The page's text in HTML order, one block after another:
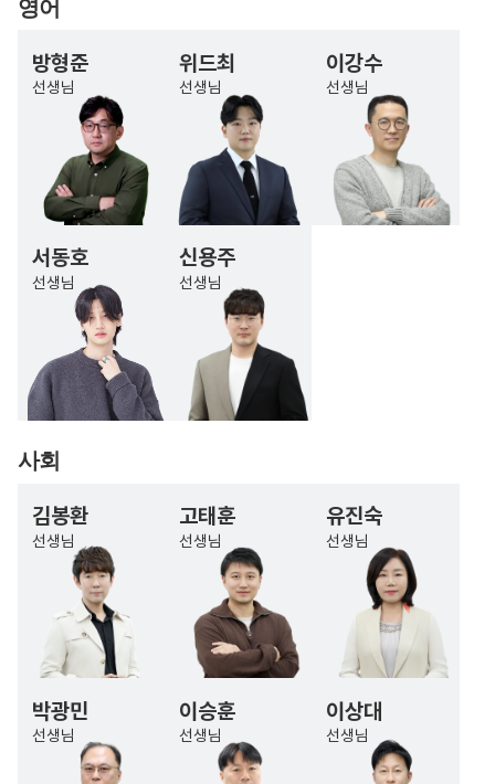
영어
방형준
선생님
위드최
선생님
이강수
선생님
서동호
선생님
신용주
선생님
사회
김봉환
선생님
고태훈
선생님
유진숙
선생님
박광민
선생님
이승훈
선생님
이상대
선생님